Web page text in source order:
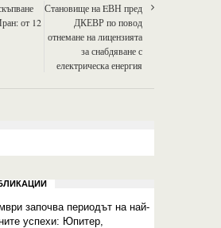
от 12
Становище на EВН пред
ДКЕВР по повод
отнемане на лицензията
за снабдяване с
електрическа енергия
започва периодът на най-
успехи: Юпитер,